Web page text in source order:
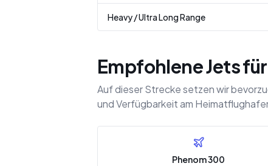
Heavy / Ultra Long Range
Empfohlene Jets
Auf dieser Strecke setzen wir
und Verfügbarkeit am
Phenom 300